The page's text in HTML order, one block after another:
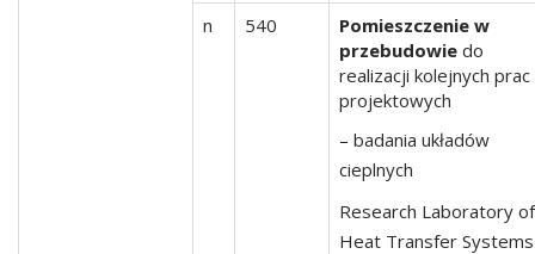
n 540
Pomieszczenie w
przebudowie do
realizacji kolejnych prac
projektowych
– badania układów
cieplnych
Research Laboratory of
Heat Transfer Systems